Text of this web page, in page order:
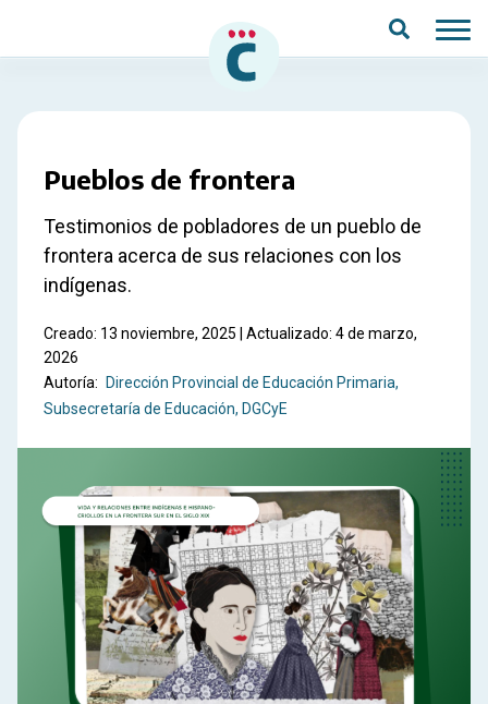
Pueblos de frontera
Testimonios de pobladores de un pueblo de
frontera acerca de sus relaciones con los
indígenas.
Creado: 13 noviembre, 2025 | Actualizado: 4 de marzo,
2026
Autoría:
Dirección Provincial de Educación Primaria
Subsecretaría de Educación, DGCyE